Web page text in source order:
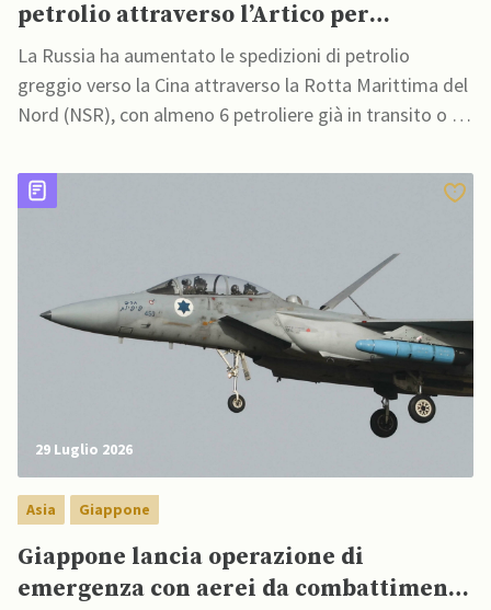
petrolio attraverso l’Artico per
mantenere elevate le esportazioni”
La Russia ha aumentato le spedizioni di petrolio
greggio verso la Cina attraverso la Rotta Marittima del
Nord (NSR), con almeno 6 petroliere già in transito o in
29 Luglio 2026
Asia Giappone
Giappone lancia operazione di
emergenza con aerei da combattimento